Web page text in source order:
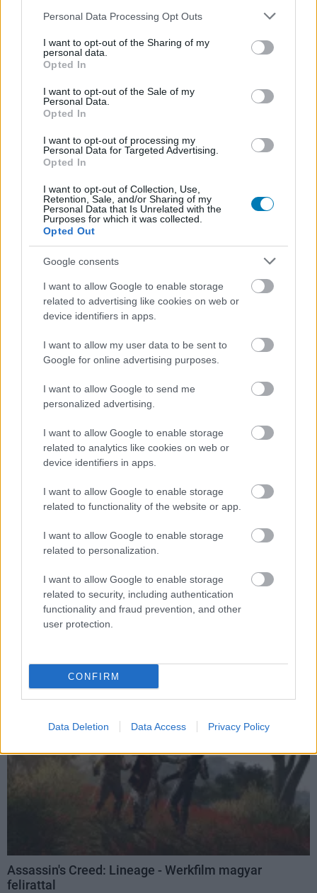
Please note that this website/app uses one or more Google
not limited to your visit or usage behaviour. You may click to
grant or deny consent to Google and its third-party tags to
use your data for below specified purposes in below Google
consent section.
Personal Data Processing Opt Outs
I want to opt-out of the Sharing of my
personal data.
Opted In
I want to opt-out of the Sale of my
Personal Data.
Opted In
I want to opt-out of processing my
Personal Data for Targeted Advertising.
Opted In
I want to opt-out of Collection, Use,
Retention, Sale, and/or Sharing of my
Personal Data that Is Unrelated with the
Purposes for which it was collected.
Opted Out
Google consents
I want to allow Google to enable storage
related to advertising like cookies on web or
device identifiers in apps.
I want to allow my user data to be sent to
Google for online advertising purposes.
I want to allow Google to send me
personalized advertising.
I want to allow Google to enable storage
related to analytics like cookies on web or
device identifiers in apps.
I want to allow Google to enable storage
related to functionality of the website or app.
I want to allow Google to enable storage
related to personalization.
I want to allow Google to enable storage
related to security, including authentication
functionality and fraud prevention, and other
user protection.
CONFIRM
Data Deletion Data Access Privacy Policy
GameStar Hype 2012.10.13. Különkiadás
Kíváncsiak vagytok, hogy HP miért esett brutális támadás
áldozatává és hogyan zajlott a forgatás? A legújabb Hype
mindenre fényt derít!
| 2012.10.12 21:45
Sokan szerettétek volna látni, hogyan készült az interaktív
Megtekinthető az AXE fotózás werkfilmje
| 2011.06.21 16:45
Az AXE angyalaival már többször találkozhattunk
Assassin's Creed: Lineage - Werkfilm magyar
felirattal